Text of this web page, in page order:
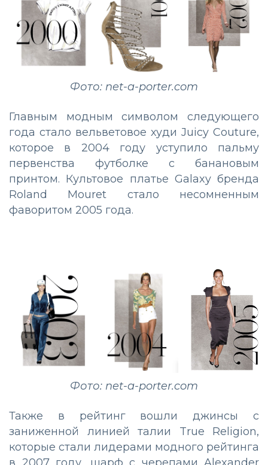
Фото: net-a-porter.com
Главным модным символом следующего
года стало вельветовое худи Juicy Couture,
которое в 2004 году уступило пальму
первенства футболке с банановым
принтом. Культовое платье Galaxy бренда
Roland Mouret стало несомненным
фаворитом 2005 года.
Фото: net-a-porter.com
Также в рейтинг вошли джинсы с
заниженной линией талии True Religion,
которые стали лидерами модного рейтинга